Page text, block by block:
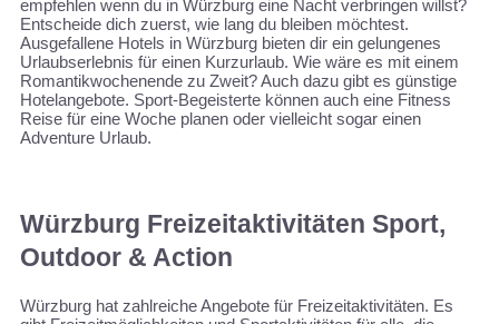
empfehlen wenn du in Würzburg eine Nacht verbringen willst?
Entscheide dich zuerst, wie lang du bleiben möchtest.
Ausgefallene Hotels in Würzburg bieten dir ein gelungenes
Urlaubserlebnis für einen Kurzurlaub. Wie wäre es mit einem
Romantikwochenende zu Zweit? Auch dazu gibt es günstige
Hotelangebote. Sport-Begeisterte können auch eine Fitness
Reise für eine Woche planen oder vielleicht sogar einen
Adventure Urlaub.
Würzburg Freizeitaktivitäten Sport,
Outdoor & Action
Würzburg hat zahlreiche Angebote für Freizeitaktivitäten. Es